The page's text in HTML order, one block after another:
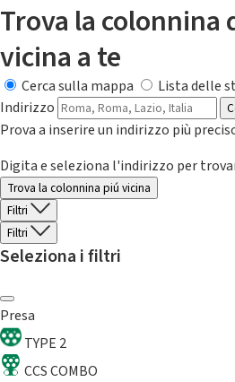
Trova la colonnina
vicina a te
Cerca sulla mappa
Lista delle
Indirizzo
Prova a inserire un indirizzo più
Digita e seleziona l'indirizzo per
Trova la colonnina piú vicina
Filtri
Filtri
Seleziona i filtri
Presa
TYPE 2
CCS COMBO